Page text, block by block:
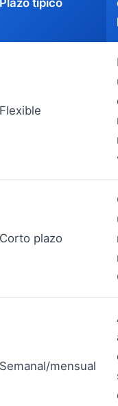
Plazo típico
Flexible
Corto plazo
Semanal/mensual